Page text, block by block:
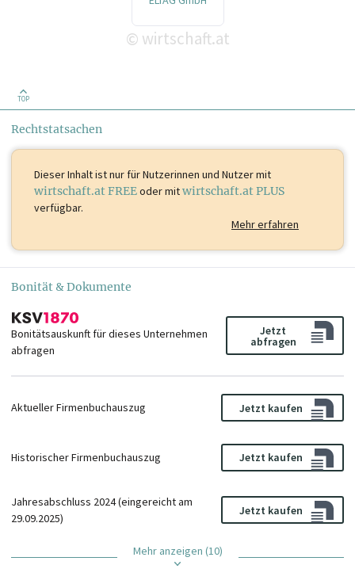
© wirtschaft.at
TOP
Rechtstatsachen
Dieser Inhalt istnur für Nutzerinnen und Nutzer mit
wirtschaft.at FREEoder mitwirtschaft.at PLUS
verfügbar.
Mehr erfahren
Bonität & Dokumente
Bonitätsauskunft für dieses Unternehmen
abfragen
Jetzt
abfragen
Aktueller Firmenbuchauszug Jetzt kaufen
Historischer Firmenbuchauszug Jetzt kaufen
Jahresabschluss 2024 (eingereicht am
29.09.2025)
Jetzt kaufen
Mehr anzeigen (10)